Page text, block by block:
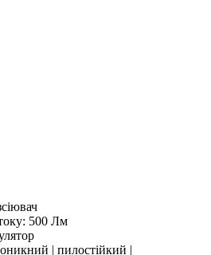
500 Лм
| пилостійкий |